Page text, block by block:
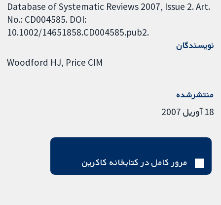
Database of Systematic Reviews 2007, Issue 2. Art.
No.: CD004585. DOI:
10.1002/14651858.CD004585.pub2.
نویسندگان
Woodford HJ Price CIM
منتشرشده
18 آوریل 2007
مرور کامل در کتابخانه کاکرین